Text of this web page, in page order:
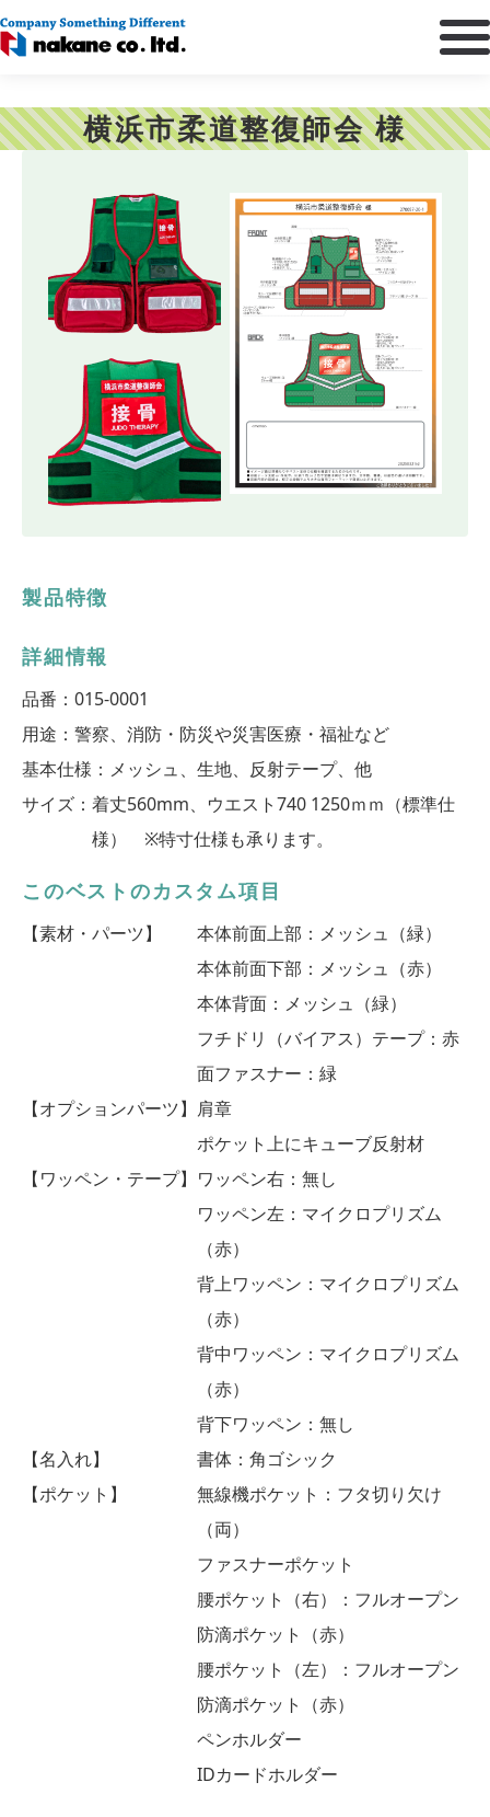
横浜市柔道整復師会 様
製品特徴
詳細情報
品番： 015-0001
用途： 警察、消防・防災や災害医療・福祉など
基本仕様： メッシュ、生地、反射テープ、他
サイズ： 着丈560mm、ウエスト740 1250ｍｍ（標準仕
様） ※特寸仕様も承ります。
このベストのカスタム項目
【素材・パーツ】
本体前面上部：メッシュ（緑）
本体前面下部：メッシュ（赤）
本体背面：メッシュ（緑）
フチドリ（バイアス）テープ：赤
面ファスナー：緑
【オプションパーツ】 肩章
ポケット上にキューブ反射材
【ワッペン・テープ】 ワッペン右：無し
ワッペン左：マイクロプリズム
（赤）
背上ワッペン：マイクロプリズム
（赤）
背中ワッペン：マイクロプリズム
（赤）
背下ワッペン：無し
【名入れ】
書体：角ゴシック
【ポケット】
無線機ポケット：フタ切り欠け
（両）
ファスナーポケット
腰ポケット（右）：フルオープン
防滴ポケット（赤）
腰ポケット（左）：フルオープン
防滴ポケット（赤）
ペンホルダー
IDカードホルダー